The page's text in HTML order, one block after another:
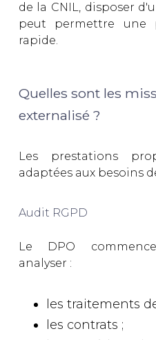
de la CNIL, disposer
peut permettre une
rapide.
Quelles sont les
externalisé ?
Les prestations
adaptées aux besoins
Audit RGPD
Le DPO
analyser :
les traitements
les contrats ;